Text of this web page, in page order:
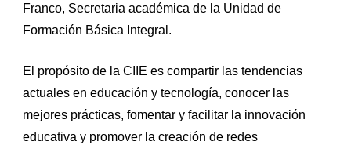
Franco, Secretaria académica de la Unidad de
Formación Básica Integral.
El propósito de la CIIE es compartir las tendencias
actuales en educación y tecnología, conocer las
mejores prácticas, fomentar y facilitar la innovación
educativa y promover la creación de redes